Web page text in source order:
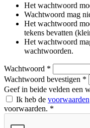
Het wachtwoord
Wachtwoord mag
Het wachtwoord
tekens bevatten
Het wachtwoord
wachtwoorden.
Wachtwoord *
Wachtwoord bevestigen *
Geef in beide velden een
Ik heb de voorwaarden
voorwaarden. *